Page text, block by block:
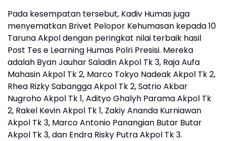
Pada kesempatan tersebut, Kadiv Humas juga
menyematkan Brivet Pelopor Kehumasan kepada 10
Taruna Akpol dengan peringkat nilai terbaik hasil
Post Tes e Learning Humas Polri Presisi. Mereka
adalah Byan Jauhar Saladin Akpol Tk 3, Raja Aufa
Mahasin Akpol Tk 2, Marco Tokyo Nadeak Akpol Tk 2,
Rhea Rizky Sabangga Akpol Tk 2, Satrio Akbar
Nugroho Akpol Tk 1, Adityo Ghalyh Parama Akpol Tk
2, Rakel Kevin Akpol Tk 1, Zakiy Ananda Kurniawan
Akpol Tk 3, Marco Antonio Panangian Butar Butar
Akpol Tk 3, dan Endra Risky Putra Akpol Tk 3.